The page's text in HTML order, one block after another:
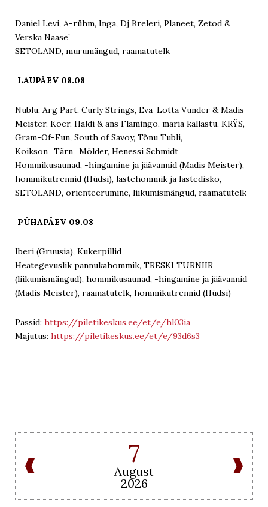
Daniel Levi, A-rühm, Inga, Dj Breleri, Planeet, Zetod &
Verska Naase`
SETOLAND, murumängud, raamatutelk
LAUPÄEV 08.08
Nublu, Arg Part, Curly Strings, Eva-Lotta Vunder & Madis
Meister, Koer, Haldi & ans Flamingo, maria kallastu, KRŸS,
Gram-Of-Fun, South of Savoy, Tõnu Tubli,
Koikson_Tärn_Mölder, Henessi Schmidt
Hommikusaunad, -hingamine ja jäävannid (Madis Meister),
hommikutrennid (Hüdsi), lastehommik ja lastedisko,
SETOLAND, orienteerumine, liikumismängud, raamatutelk
PÜHAPÄEV 09.08
Iberi (Gruusia), Kukerpillid
Heategevuslik pannukahommik, TRESKI TURNIIR
(liikumismängud), hommikusaunad, -hingamine ja jäävannid
(Madis Meister), raamatutelk, hommikutrennid (Hüdsi)
Passid: https://piletikeskus.ee/et/e/hl03ia
Majutus: https://piletikeskus.ee/et/e/93d6s3
7
August
2026